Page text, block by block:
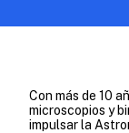
Con más de 10
microscopios y
impulsar la